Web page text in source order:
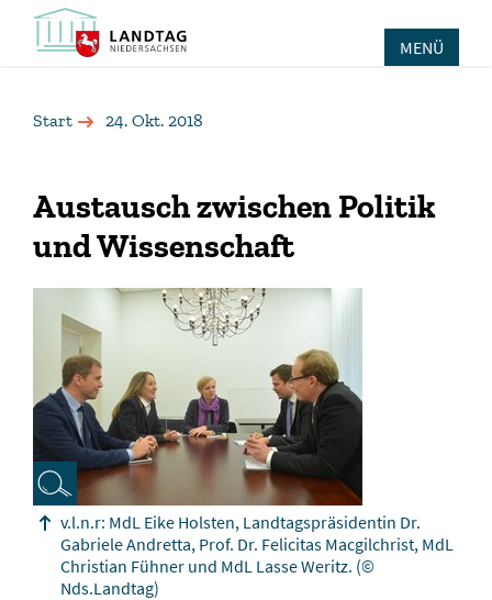
MENÜ
Start 24. Okt. 2018
Austausch zwischen Politik
und Wissenschaft
v.l.n.r: MdL Eike Holsten, Landtagspräsidentin Dr.
Gabriele Andretta, Prof. Dr. Felicitas Macgilchrist, MdL
Christian Fühner und MdL Lasse Weritz. (©
Nds.Landtag)